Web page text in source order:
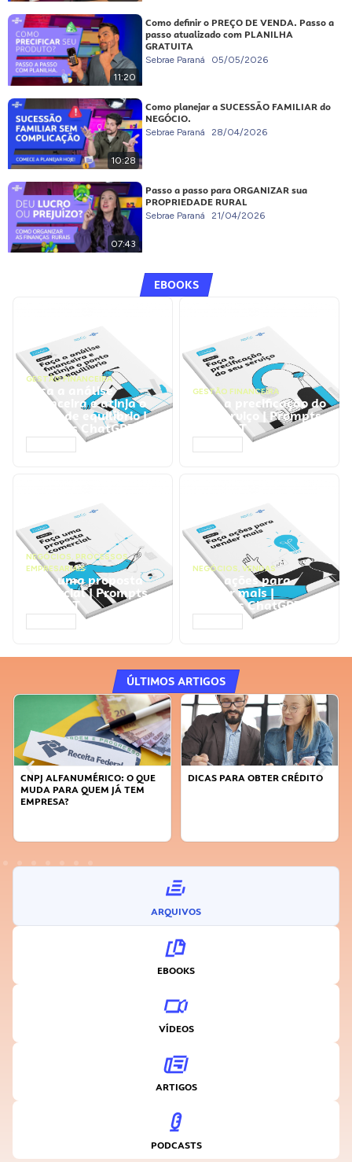
11:20
Como definir o PREÇO DE VENDA. Passo a
passo atualizado com PLANILHA
GRATUITA
Sebrae Paraná 05/05/2026
10:28
Como planejar a SUCESSÃO FAMILIAR do
NEGÓCIO.
Sebrae Paraná 28/04/2026
07:43
Passo a passo para ORGANIZAR sua
PROPRIEDADE RURAL
Sebrae Paraná 21/04/2026
EBOOKS
GESTÃO FINANCEIRA
Faça a análise
financeira e atinja o
ponto de equilíbrio |
Prompts ChatGPT
GESTÃO FINANCEIRA
Faça a precificação do
seu serviço | Prompts
ChatGPT
NEGÓCIOS, PROCESSOS
EMPRESARIAIS
Faça uma proposta
comercial | Prompts
ChatGPT
NEGÓCIOS, VENDAS
Faça ações para
vender mais |
Prompts ChatGPT
ÚLTIMOS ARTIGOS
O QUE
TEM
DICAS PARA OBTER CRÉDITO
FAÇA A DIFERENÇA: SEJA
ARQUIVOS
EBOOKS
VÍDEOS
ARTIGOS
PODCASTS